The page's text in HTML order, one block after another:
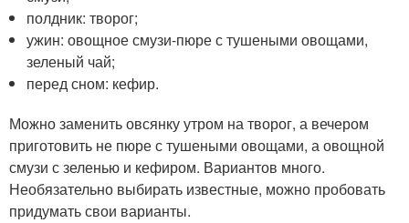
полдник: творог;
ужин: овощное смузи-пюре с тушеными овощами,
зеленый чай;
перед сном: кефир.
Можно заменить овсянку утром на творог, а вечером
приготовить не пюре с тушеными овощами, а овощной
смузи с зеленью и кефиром. Вариантов много.
Необязательно выбирать известные, можно пробовать
придумать свои варианты.